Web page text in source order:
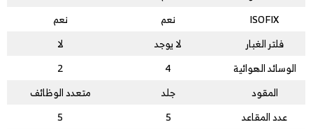
ISOFIX
نعم
نعم
فلتر الغبار
لا يوجد
لا
الوسائد الهوائية
4
2
المقود
جلد
متعدد الوظائف
عدد المقاعد
5
5